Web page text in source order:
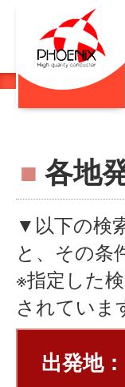
■ 各地
▼以下の検
と、その条
※指定した
されていま
出発地：